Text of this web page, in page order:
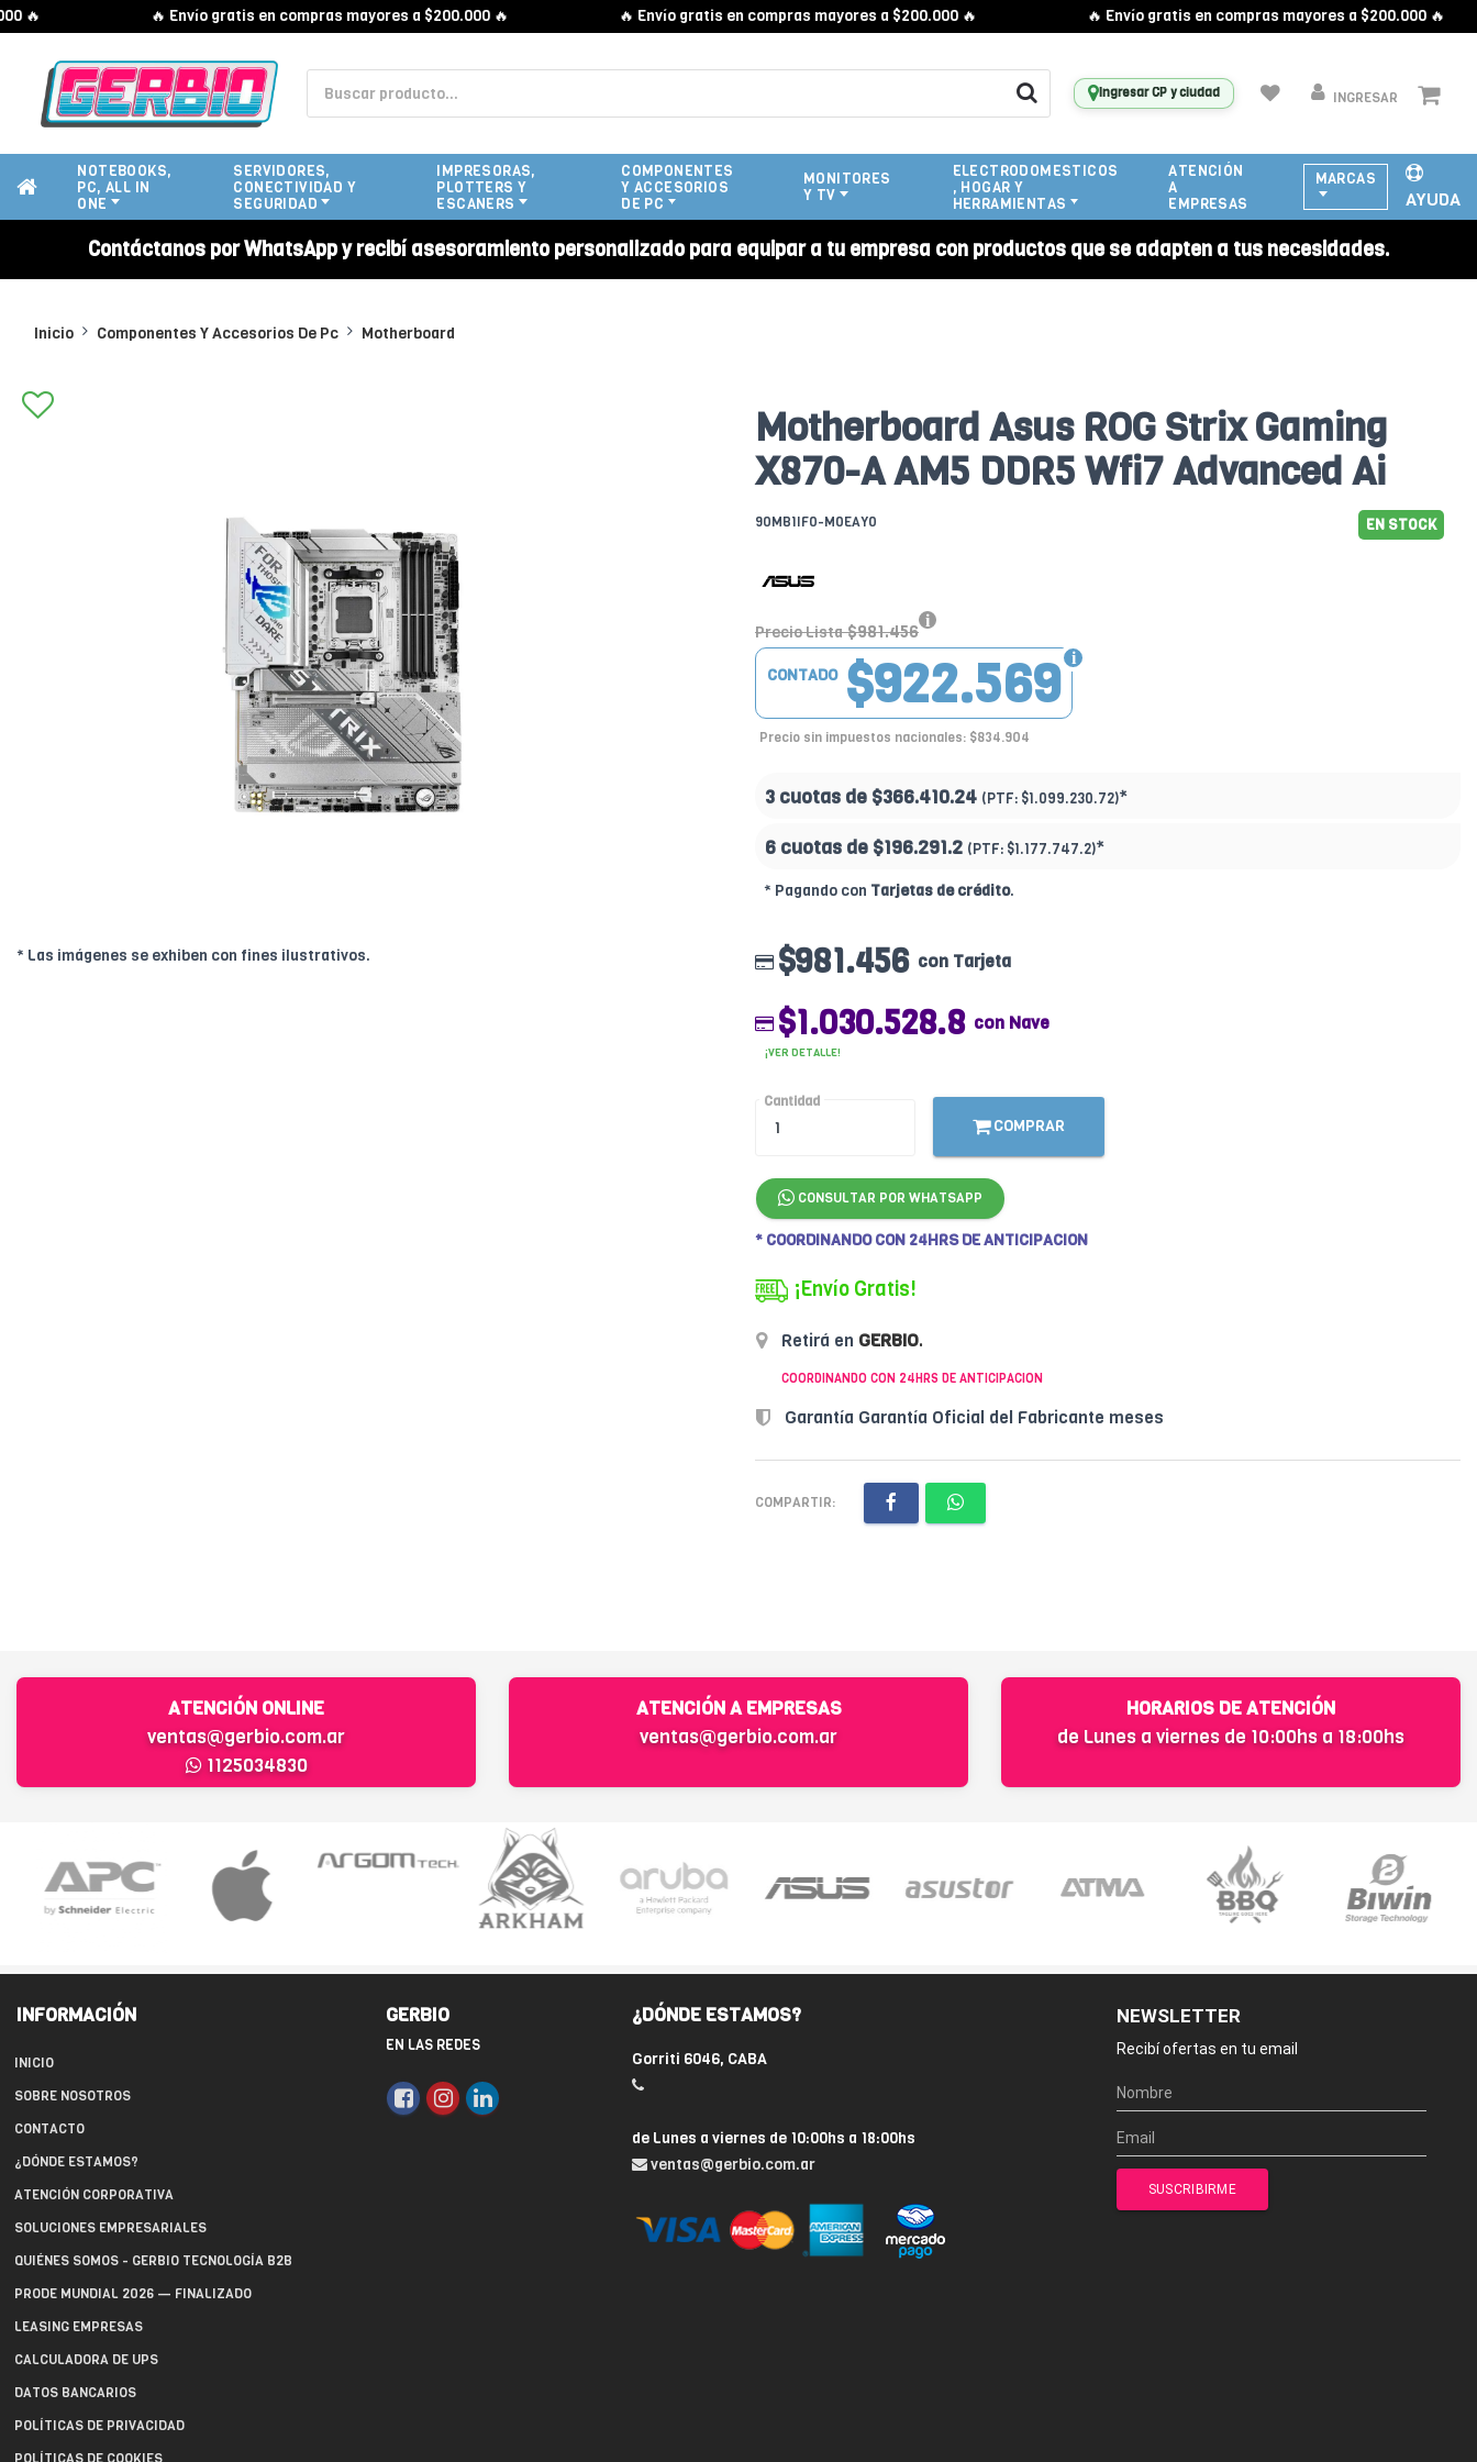
🔥 Envío gratis en compras mayores a $200.000 🔥 🔥 Envío gratis en compras mayores a $200.000 🔥 🔥 Envío gratis en compras mayores a $200.000 🔥
Ingresar CP y ciudad INGRESAR
NOTEBOOKS,
PC, ALL IN
ONE
SERVIDORES,
CONECTIVIDAD Y
SEGURIDAD
IMPRESORAS,
PLOTTERS Y
ESCANERS
COMPONENTES
Y ACCESORIOS
DE PC
MONITORES
Y TV
ELECTRODOMESTICOS
, HOGAR Y
HERRAMIENTAS
ATENCIÓN
A
EMPRESAS
MARCAS
AYUDA
Contáctanos por WhatsApp y recibí asesoramiento personalizado para equipar a tu empresa con productos que se adapten a tus necesidades.
Inicio Componentes Y Accesorios De Pc Motherboard
* Las imágenes se exhiben con fines ilustrativos.
Motherboard Asus ROG Strix Gaming
X870-A AM5 DDR5 Wfi7 Advanced Ai
90MB1IF0-M0EAY0 EN STOCK
Precio Lista $981.456
$922.569
CONTADO
Precio sin impuestos nacionales: $834.904
3 cuotas de $366.410.24 (PTF: $1.099.230.72)*
6 cuotas de $196.291.2 (PTF: $1.177.747.2)*
* Pagando con Tarjetas de crédito.
$981.456 con Tarjeta
$1.030.528.8 con Nave
¡VER DETALLE!
Cantidad
COMPRAR
CONSULTAR POR WHATSAPP
* COORDINANDO CON 24HRS DE ANTICIPACION
¡Envío Gratis!
Retirá en GERBIO.
COORDINANDO CON 24HRS DE ANTICIPACION
Garantía Garantía Oficial del Fabricante meses
COMPARTIR:
ATENCIÓN ONLINE
ventas@gerbio.com.ar
1125034830
ATENCIÓN A EMPRESAS
ventas@gerbio.com.ar
HORARIOS DE ATENCIÓN
de Lunes a viernes de 10:00hs a 18:00hs
INFORMACIÓN
INICIO
SOBRE NOSOTROS
CONTACTO
¿DÓNDE ESTAMOS?
ATENCIÓN CORPORATIVA
SOLUCIONES EMPRESARIALES
QUIÉNES SOMOS - GERBIO TECNOLOGÍA B2B
PRODE MUNDIAL 2026 — FINALIZADO
LEASING EMPRESAS
CALCULADORA DE UPS
DATOS BANCARIOS
POLÍTICAS DE PRIVACIDAD
POLÍTICAS DE COOKIES
GERBIO
EN LAS REDES
¿DÓNDE ESTAMOS?
Gorriti 6046, CABA
de Lunes a viernes de 10:00hs a 18:00hs
ventas@gerbio.com.ar
NEWSLETTER
Recibí ofertas en tu email